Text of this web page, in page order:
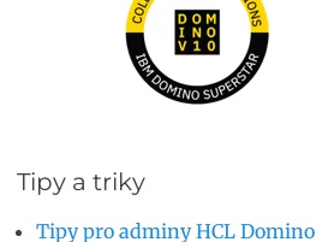
Tipy a triky
Tipy pro adminy HCL Domino